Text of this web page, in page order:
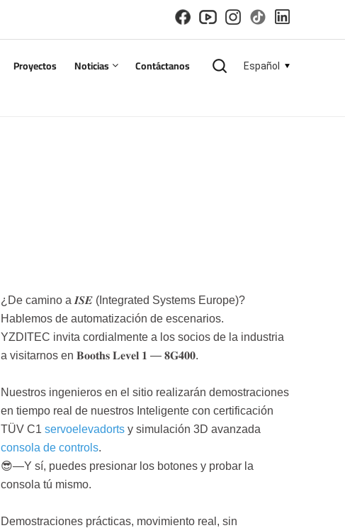
Proyectos Noticias Contáctanos Español
¿De camino a 𝑰𝑺𝑬 (Integrated Systems Europe)?
Hablemos de automatización de escenarios.
YZDITEC invita cordialmente a los socios de la industria
a visitarnos en 𝐁𝐨𝐨𝐭𝐡𝐬 𝐋𝐞𝐯𝐞𝐥 𝟏 — 𝟖𝐆𝟒𝟎𝟎.
Nuestros ingenieros en el sitio realizarán demostraciones
en tiempo real de nuestros Inteligente con certificación
TÜV C1servoelevadorts y simulación 3D avanzada
consola de controls.
😎—Y sí, puedes presionar los botones y probar la
consola tú mismo.
Demostraciones prácticas, movimiento real, sin